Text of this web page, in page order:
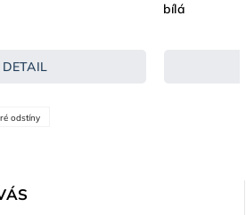
DETAIL
odstíny
bílá